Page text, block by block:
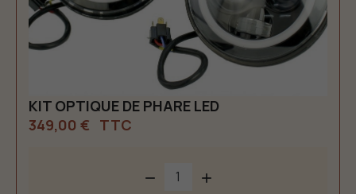
KIT OPTIQUE DE PHARE LED
349,00 € TTC
 